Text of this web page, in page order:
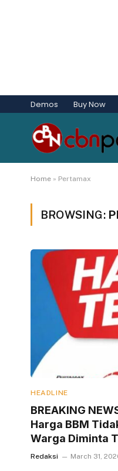
Demos Buy Now
Home » Pertamax
BROWSING:
HEADLINE
BREAKING
Harga BBM
Warga Diminta
Redaksi March 31,